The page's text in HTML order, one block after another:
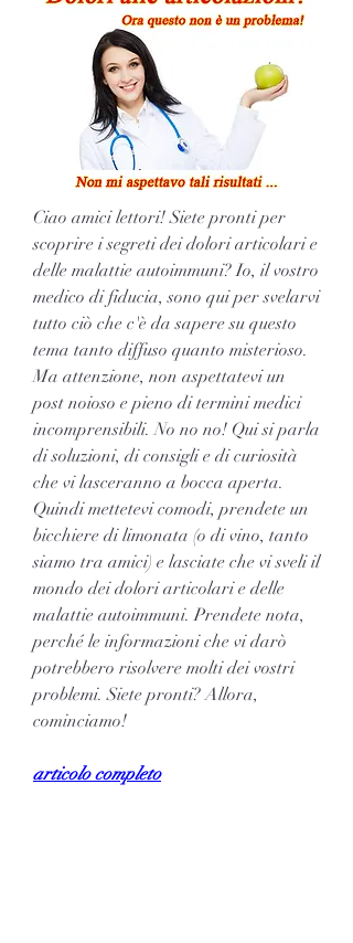
Ciao amici lettori! Siete pronti per
scoprire i segreti dei dolori articolari e
delle malattie autoimmuni? Io, il vostro
medico di fiducia, sono qui per svelarvi
tutto ciò che c'è da sapere su questo
tema tanto diffuso quanto misterioso.
Ma attenzione, non aspettatevi un
post noioso e pieno di termini medici
incomprensibili. No no no! Qui si parla
di soluzioni, di consigli e di curiosità
che vi lasceranno a bocca aperta.
Quindi mettetevi comodi, prendete un
bicchiere di limonata (o di vino, tanto
siamo tra amici) e lasciate che vi sveli il
mondo dei dolori articolari e delle
malattie autoimmuni. Prendete nota,
perché le informazioni che vi darò
potrebbero risolvere molti dei vostri
problemi. Siete pronti? Allora,
cominciamo!
articolo completo